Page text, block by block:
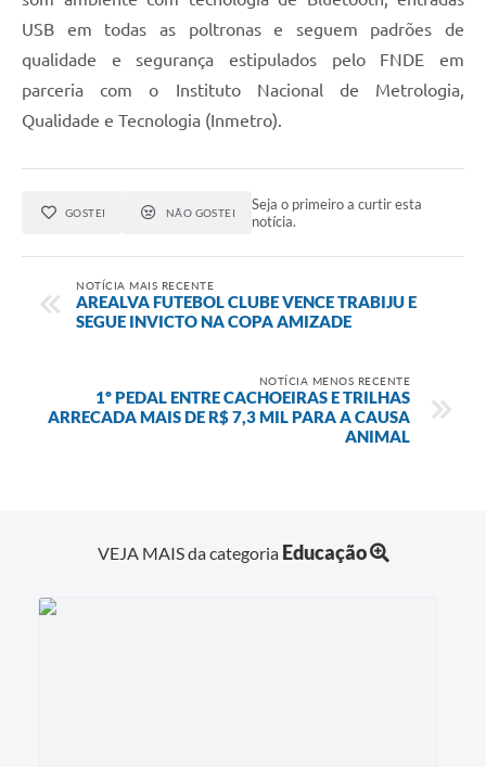
USB em todas as poltronas e seguem padrões de
qualidade e segurança estipulados pelo FNDE em
parceria com o Instituto Nacional de Metrologia,
Qualidade e Tecnologia (Inmetro).
GOSTEI NÃO GOSTEI
Seja o primeiro a curtir esta
notícia.
NOTÍCIA MAIS RECENTE
AREALVA FUTEBOL CLUBE VENCE TRABIJU E
SEGUE INVICTO NA COPA AMIZADE
NOTÍCIA MENOS RECENTE
1º PEDAL ENTRE CACHOEIRAS E TRILHAS
ARRECADA MAIS DE R$ 7,3 MIL PARA A CAUSA
ANIMAL
VEJA MAIS da categoria Educação